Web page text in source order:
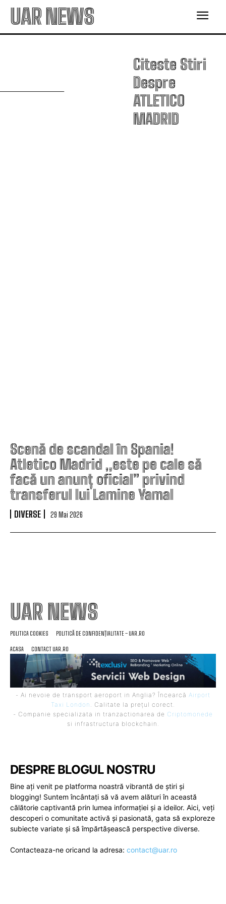
UAR NEWS
Citeste Stiri
Despre
ATLETICO
MADRID
A
Scenă de scandal în Spania!
Atletico Madrid „este pe cale să
facă un anunț oficial” privind
transferul lui Lamine Yamal
DIVERSE 29 Mai 2026
UAR NEWS
POLITICA COOKIES POLITICĂ DE CONFIDENȚIALITATE – UAR.RO
ACASA CONTACT UAR.RO
- Ai nevoie de transport aeroport in Anglia? Încearcă Airport
Taxi London . Calitate la prețul corect.
- Companie specializata in tranzactionarea de Criptomonede
si infrastructura blockchain.
DESPRE BLOGUL NOSTRU
Bine ați venit pe platforma noastră vibrantă de știri și
blogging! Suntem încântați să vă avem alături în această
călătorie captivantă prin lumea informației și a ideilor. Aici, veți
descoperi o comunitate activă și pasionată, gata să exploreze
subiecte variate și să împărtășească perspective diverse.
Contacteaza-ne oricand la adresa: contact@uar.ro